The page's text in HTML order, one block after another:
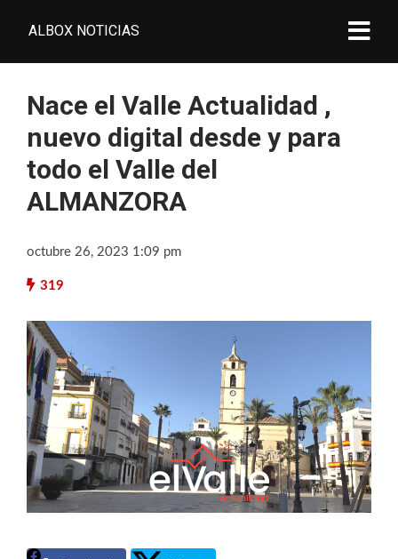
ALBOX NOTICIAS
Nace el Valle Actualidad ,
nuevo digital desde y para
todo el Valle del
ALMANZORA
octubre 26, 2023 1:09 pm
319